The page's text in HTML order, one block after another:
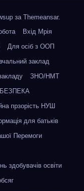
заThemeansar.
Вхід Мрія
Для осіб з ООП
заклад
ЗНО/НМТ
прзорість НУШ
для батьків
Перемоги
здобувачів освіти